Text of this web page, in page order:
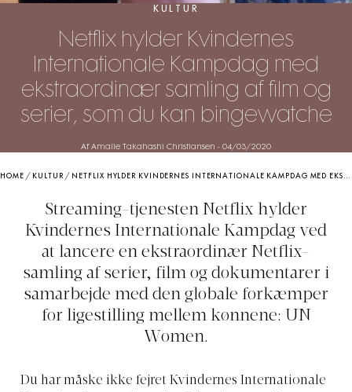
KULTUR
Netflix hylder Kvindernes
Internationale Kampdag med
ekstraordinær samling af film og
serier, som du kan bingewatche
Af Amalie Takahashi Christiansen - 04/03/2020
HOME / KULTUR / NETFLIX HYLDER KVINDERNES INTERNATIONALE KAMPDAG MED EKSTRAORDINÆR SAMLING AF FILM OG SERIER, SOM DU KAN BINGEWATCHE
Streaming-tjenesten Netflix hylder
Kvindernes Internationale Kampdag ved
at lancere en ekstraordinær Netflix-
samling af serier, film og dokumentarer i
samarbejde med den globale forkæmper
for ligestilling mellem kønnene: UN
Women.
Du har måske ikke fejret Kvindernes Internationale